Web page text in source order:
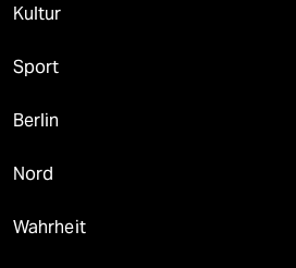
Kultur
Sport
Berlin
Nord
Wahrheit